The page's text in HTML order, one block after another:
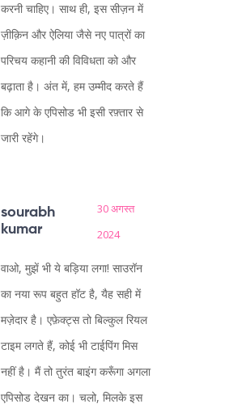
करनी चाहिए। साथ ही, इस सीज़न में
ज़ीक़िन और ऐलिया जैसे नए पात्रों का
परिचय कहानी की विविधता को और
बढ़ाता है। अंत में, हम उम्मीद करते हैं
कि आगे के एपिसोड भी इसी रफ़्तार से
जारी रहेंगे।
sourabh
kumar
30 अगस्त
2024
वाओ, मुझें भी ये बड़िया लगा! साउरॉन
का नया रूप बहुत हॉट है, यैह सही में
मज़ेदार है। एफ़ेक्ट्स तो बिल्कुल रियल
टाइम लगते हैं, कोई भी टाईपिंग मिस
नहीं है। मैं तो तुरंत बाइंग करूँगा अगला
एपिसोड देखन का। चलो, मिलके इस